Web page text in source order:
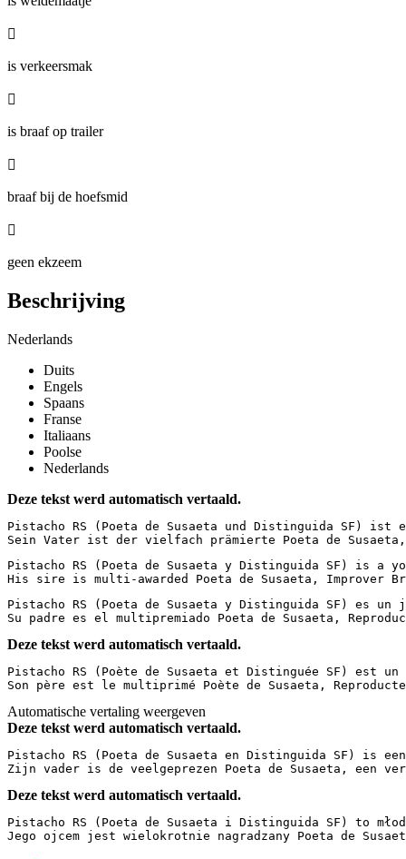

is verkeersmak

is braaf op trailer

braaf bij de hoefsmid

geen ekzeem
Beschrijving
Nederlands
Duits
Engels
Spaans
Franse
Italiaans
Poolse
Nederlands
Deze tekst werd automatisch vertaald.
Pistacho RS (Poeta de Susaeta und Distinguida SF) ist
Sein Vater ist der vielfach prämierte Poeta de
Pistacho RS (Poeta de Susaeta y Distinguida SF) is
His sire is multi-awarded Poeta de Susaeta, Improver
Pistacho RS (Poeta de Susaeta y Distinguida SF) es
Su padre es el multipremiado Poeta de Susaeta,
Deze tekst werd automatisch vertaald.
Pistacho RS (Poète de Susaeta et Distinguée SF) est
Son père est le multiprimé Poète de Susaeta,
Automatische vertaling weergeven
Deze tekst werd automatisch vertaald.
Pistacho RS (Poeta de Susaeta en Distinguida SF) is
Zijn vader is de veelgeprezen Poeta de Susaeta, een
Deze tekst werd automatisch vertaald.
Pistacho RS (Poeta de Susaeta i Distinguida SF) to
Jego ojcem jest wielokrotnie nagradzany Poeta de